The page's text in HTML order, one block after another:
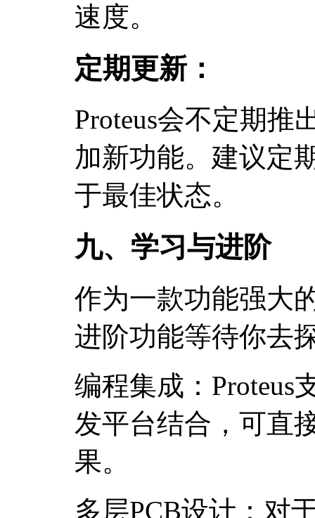
速度。
定期更新：
Proteus会不定期推
加新功能。建议定
于最佳状态。
九、学习与进阶
作为一款功能强大
进阶功能等待你去
编程集成：Proteus
发平台结合，可直
果。
多层PCB设计：对